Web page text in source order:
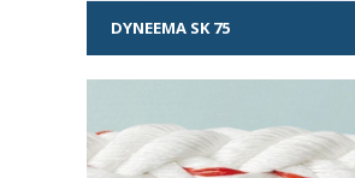
DYNEEMA SK 75